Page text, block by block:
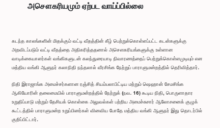
அசௌகரியமும் ஏற்பட வாய்ப்பில்லை
கடந்த காலங்களின் மிதக்கும் வட்டி வீதத்தின் கீழ் பெற்றுக்கொள்ளப்பட்ட கடன்களுக்கு
அறவிடப்படும் வட்டி வீதத்தை அதிகரித்ததனால் அசௌகரியங்களுக்கு உள்ளான
வாடிக்கையாளர்கள் வங்கிகளுடன் கலந்துரையாடி நிவாரணத்தைப் பெற்றுக்கொள்ளமுடியும் என
மத்திய வங்கி ஆளுநர் கலாநிதி நந்தலால் வீரசிங்க நேற்றுப் பாராளுமன்றத்தில் தெரிவித்தார்.
நிதி இராஜாங்க அமைச்சர்களான ரஞ்சித் சியம்பலாபிட்டிய மற்றும் ஷெஹான் சேமசிங்க
ஆகியோரின் தலைமையில் பாராளுமன்றத்தில் நேற்றுக் (நவ. 16) கூடிய நிதி, பொருளாதார
உறுதிப்பாடு மற்றும் தேசியக் கொள்கை அலுவல்கள் பற்றிய அமைச்சுசார் ஆலோசனைக் குழுக்
கூட்டத்தில் பாராளுமன்ற உறுப்பினர்கள் வினவிய போதே மத்திய வங்கி ஆளுநர் இது தொடர்பில்
குறிப்பிட்டார்.